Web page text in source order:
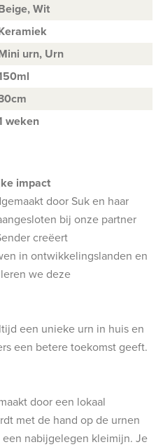
Wit
urn, Urn
weken
impact
door Suk en haar
bij onze partner
creëert
in ontwikkelingslanden en
we deze
een unieke urn in huis en
een betere toekomst geeft.
door een lokaal
met de hand op de urnen
nabijgelegen kleimijn. Je